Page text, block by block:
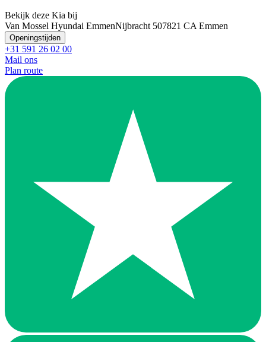
Bekijk deze Kia bij
Van Mossel Hyundai EmmenNijbracht 507821 CA Emmen
Openingstijden
+31 591 26 02 00
Mail ons
Plan route